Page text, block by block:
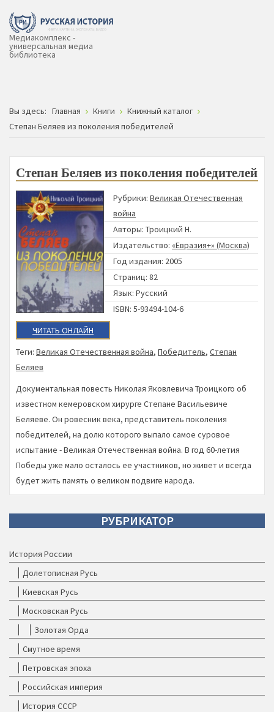
Медиакомплекс -
универсальная медиа
библиотека
Вы здесь: Главная Книги
Книжный каталог
Степан Беляев из поколения победителей
Степан Беляев из поколения победителей
Рубрики:Великая Отечественная
война
Авторы:Троицкий Н.
Издательство: «Евразия+» (Москва)
Год издания: 2005
Страниц: 82
Язык: Русский
ISBN: 5-93494-104-6
ЧИТАТЬ ОНЛАЙН
Теги: Великая Отечественная война, Победитель, Степан
Беляев
Документальная повесть Николая Яковлевича Троицкого об
известном кемеровском хирурге Степане Васильевиче
Беляеве. Он ровесник века, представитель поколения
победителей, на долю которого выпало самое суровое
испытание - Великая Отечественная война. В год 60-летия
Победы уже мало осталось ее участников, но живет и всегда
будет жить память о великом подвиге народа.
РУБРИКАТОР
История России
Долетописная Русь
Киевская Русь
Московская Русь
Золотая Орда
Смутное время
Петровская эпоха
Российская империя
История СССР